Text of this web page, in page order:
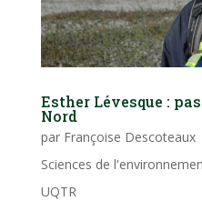
Esther Lévesque :
Nord
par Françoise Descoteaux
Sciences de
UQTR